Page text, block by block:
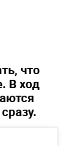
что
В ход